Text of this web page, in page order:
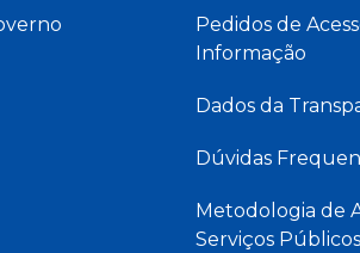
Pedidos de
Informação
Dados da
Dúvidas
Metodologia de
Serviços Públicos